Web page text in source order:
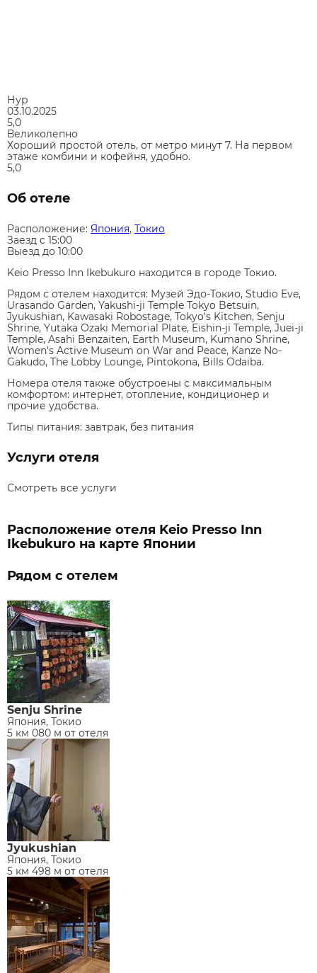
Нур
03.10.2025
5,0
Великолепно
Хороший простой отель, от метро минут 7. На первом
этаже комбини и кофейня, удобно.
5,0
Об отеле
Расположение: Япония, Токио
Заезд c 15:00
Выезд до 10:00
Keio Presso Inn Ikebukuro находится в городе Токио.
Рядом с отелем находится: Музей Эдо-Токио, Studio Eve,
Urasando Garden, Yakushi-ji Temple Tokyo Betsuin,
Jyukushian, Kawasaki Robostage, Tokyo's Kitchen, Senju
Shrine, Yutaka Ozaki Memorial Plate, Eishin-ji Temple, Juei-ji
Temple, Asahi Benzaiten, Earth Museum, Kumano Shrine,
Women's Active Museum on War and Peace, Kanze No-
Gakudo, The Lobby Lounge, Pintokona, Bills Odaiba.
Номера отеля также обустроены с максимальным
комфортом: интернет, отопление, кондиционер и
прочие удобства.
Типы питания: завтрак, без питания
Услуги отеля
Смотреть все услуги
Расположение отеля Keio Presso Inn
Ikebukuro на карте Японии
Рядом с отелем
Senju Shrine
Япония, Токио
5 км 080 м от отеля
Jyukushian
Япония, Токио
5 км 498 м от отеля